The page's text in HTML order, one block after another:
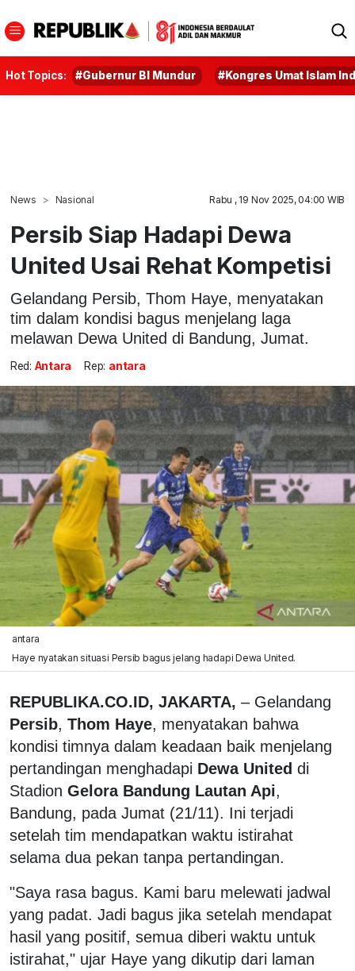
Hot Topics: #Gubernur BI Mundur #Kongres Umat Islam
News Nasional Rabu , 19 Nov 2025, 04:00 WIB
Persib Siap Hadapi Dewa
United Usai Rehat Kompetisi
Gelandang Persib, Thom Haye, menyatakan
tim dalam kondisi bagus menjelang laga
melawan Dewa United di Bandung, Jumat.
Red: Antara Rep: antara
antara
Haye nyatakan situasi Persib bagus jelang hadapi Dewa United.
REPUBLIKA.CO.ID, JAKARTA, – Gelandang
Persib, Thom Haye, menyatakan bahwa
kondisi timnya dalam keadaan baik menjelang
pertandingan menghadapi Dewa United di
Stadion Gelora Bandung Lautan Api,
Bandung, pada Jumat (21/11). Ini terjadi
setelah tim mendapatkan waktu istirahat
selama dua pekan tanpa pertandingan.
"Saya rasa bagus. Kami baru melewati jadwal
yang padat. Jadi bagus jika setelah mendapat
hasil yang positif, semua diberi waktu untuk
istirahat," ujar Haye yang dikutip dari laman